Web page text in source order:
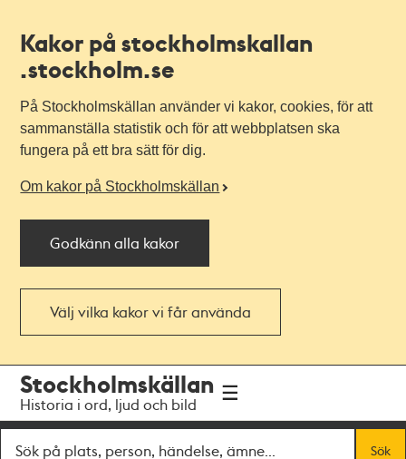
Kakor på stockholmskallan
.stockholm.se
På Stockholmskällan använder vi kakor, cookies, för att
sammanställa statistik och för att webbplatsen ska
fungera på ett bra sätt för dig.
Om kakor på Stockholmskällan
Godkänn alla kakor
Välj vilka kakor vi får använda
navigationen
huvudinnehållet
Stockholmskällan
Historia i ord, ljud och bild
Sök